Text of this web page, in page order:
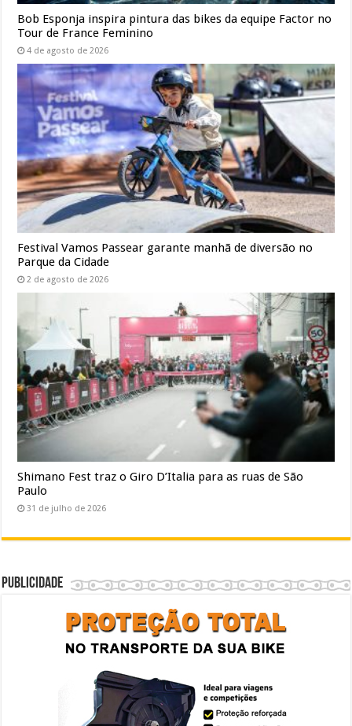
Bob Esponja inspira pintura das bikes da equipe Factor no
Tour de France Feminino
4 de agosto de 2026
Festival Vamos Passear garante manhã de diversão no
Parque da Cidade
2 de agosto de 2026
Shimano Fest traz o Giro D’Italia para as ruas de São
Paulo
31 de julho de 2026
Publicidade